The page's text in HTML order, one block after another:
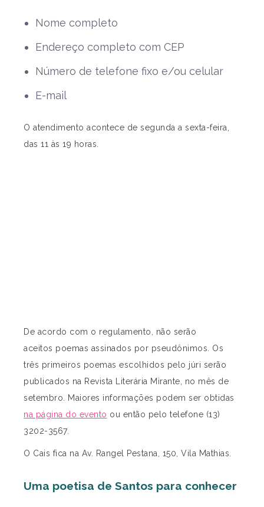
Nome completo
Endereço completo com CEP
Número de telefone fixo e/ou celular
E-mail
O atendimento acontece de segunda a sexta-feira,
das 11 às 19 horas.
De acordo com o regulamento, não serão
aceitos poemas assinados por pseudônimos. Os
três primeiros poemas escolhidos pelo júri serão
publicados na Revista Literária Mirante, no mês de
setembro. Maiores informações podem ser obtidas
na página do evento ou então pelo telefone (13)
3202-3567.
O Cais fica na Av. Rangel Pestana, 150, Vila Mathias.
Uma poetisa de Santos para conhecer